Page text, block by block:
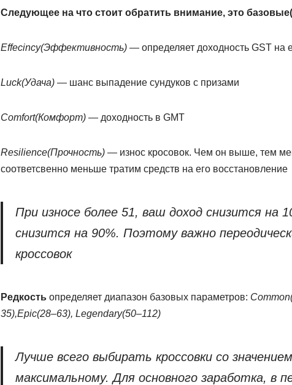
Следующее на что стоит обратить внимание, это
Effecincy(Эффективность)— определяет доходность GST на
Luck(Удача)— шанс выпадение сундуков с призами
Comfort(Комфорт)— доходность в GMT
Resilience(Прочность)— износ кросовок. Чем он выше, тем
соответсвенно меньше тратим средств на его восстановление
При износе более 51, ваш доход снизится на
снизится на 90%. Поэтому важно
кроссовок
Редкостьопределяет диапазон базовых параметров:
35),Epic(28–63), Legendary(50–112)
Лучше всего выбирать кроссовки со
максимальному. Для основного заработка, в